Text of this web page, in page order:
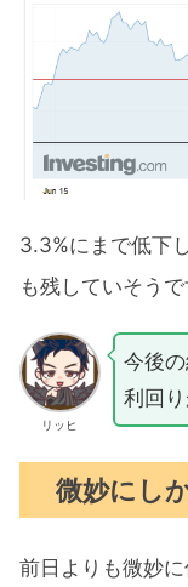
3.3%にまで低下
も残していそうで
リッヒ
今後
利回
微妙にし
前日よりも微妙